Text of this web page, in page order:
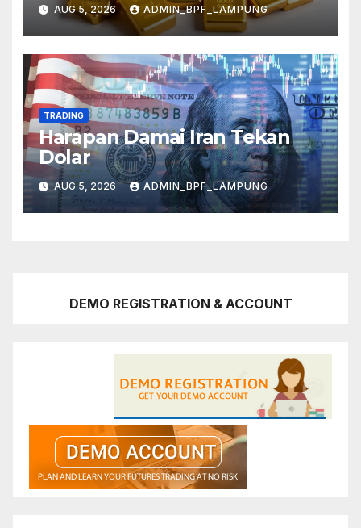
AUG 5, 2026 ADMIN_BPF_LAMPUNG
TRADING
Harapan Damai Iran Tekan
Dolar
AUG 5, 2026 ADMIN_BPF_LAMPUNG
DEMO REGISTRATION & ACCOUNT